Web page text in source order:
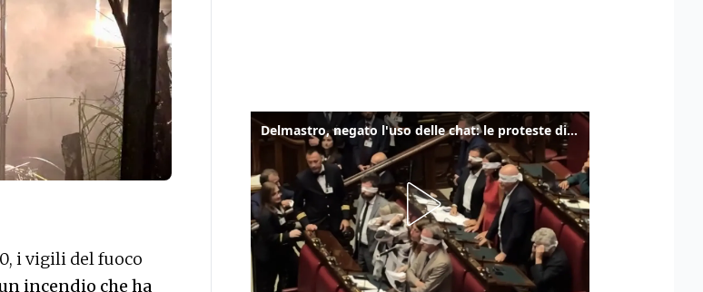
i vigili del fuoco
incendio che ha
Delmastro, negato l'uso delle chat: le proteste di Avs e M5s